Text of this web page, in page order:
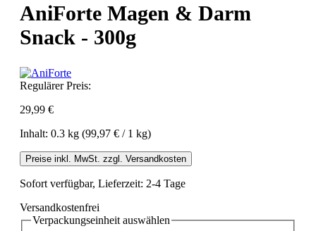
AniForte Magen & Darm
Snack - 300g
Regulärer Preis:
29,99 €
Inhalt: 0.3 kg (99,97 € / 1 kg)
Preise inkl. MwSt. zzgl. Versandkosten
Sofort verfügbar, Lieferzeit: 2-4 Tage
Versandkostenfrei
Verpackungseinheit auswählen